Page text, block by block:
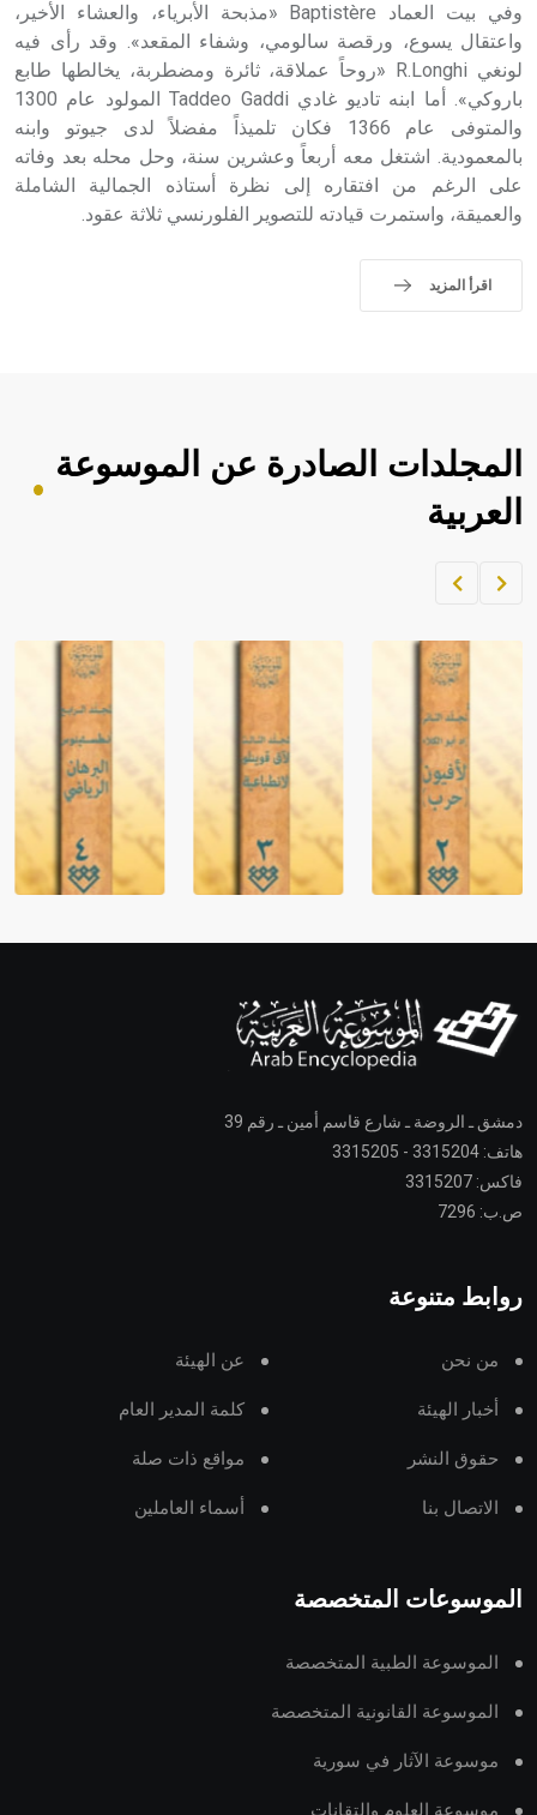
وفي بيت العماد Baptistère «مذبحة الأبرياء، والعشاء الأخير،
واعتقال يسوع، ورقصة سالومي، وشفاء المقعد». وقد رأى فيه
لونغي R.Longhi «روحاً عملاقة، ثائرة ومضطربة، يخالطها طابع
باروكي». أما ابنه تاديو غادي Taddeo Gaddi المولود عام 1300
والمتوفى عام 1366 فكان تلميذاً مفضلاً لدى جيوتو وابنه
بالمعمودية. اشتغل معه أربعاً وعشرين سنة، وحل محله بعد وفاته
على الرغم من افتقاره إلى نظرة أستاذه الجمالية الشاملة
والعميقة، واستمرت قيادته للتصوير الفلورنسي ثلاثة عقود.
اقرأ المزيد
المجلدات الصادرة عن الموسوعة
العربية
دمشق ـ الروضة ـ شارع قاسم أمين ـ رقم 39
هاتف: 3315204 - 3315205
فاكس: 3315207
ص.ب: 7296
روابط متنوعة
من نحن عن الهيئة
أخبار الهيئة كلمة المدير العام
حقوق النشر مواقع ذات صلة
الاتصال بنا أسماء العاملين
الموسوعات المتخصصة
الموسوعة الطبية المتخصصة
الموسوعة القانونية المتخصصة
موسوعة الآثار في سورية
موسوعة العلوم والتقانات